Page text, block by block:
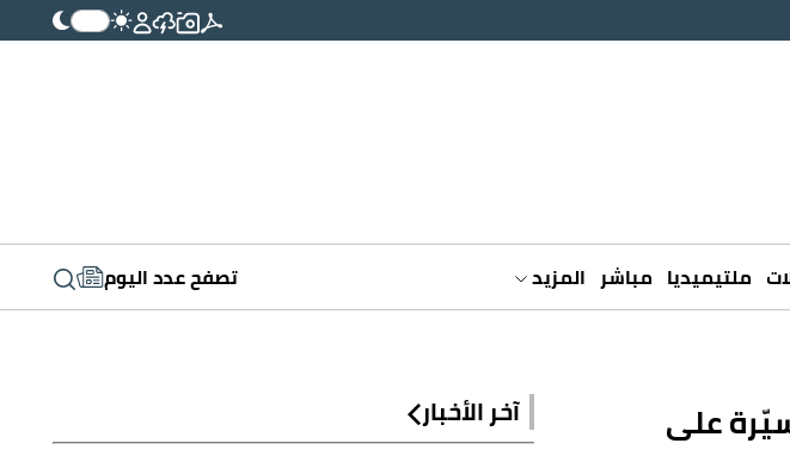
ملتيميديا مباشر المزيد تصفح عدد اليوم
على
آخر الأخبار